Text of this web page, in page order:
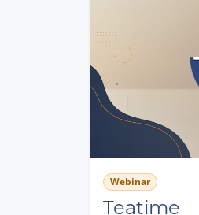
Webinar
Teatime